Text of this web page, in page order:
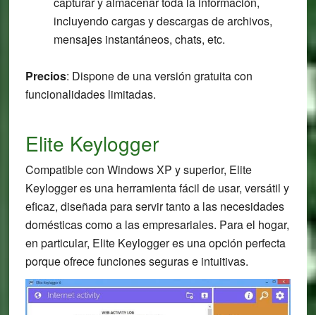
incluyendo cargas y descargas de archivos,
mensajes instantáneos, chats, etc.
Precios: Dispone de una versión gratuita con
funcionalidades limitadas.
Elite Keylogger
Compatible con Windows XP y superior, Elite
Keylogger es una herramienta fácil de usar, versátil y
eficaz, diseñada para servir tanto a las necesidades
domésticas como a las empresariales. Para el hogar,
en particular, Elite Keylogger es una opción perfecta
porque ofrece funciones seguras e intuitivas.